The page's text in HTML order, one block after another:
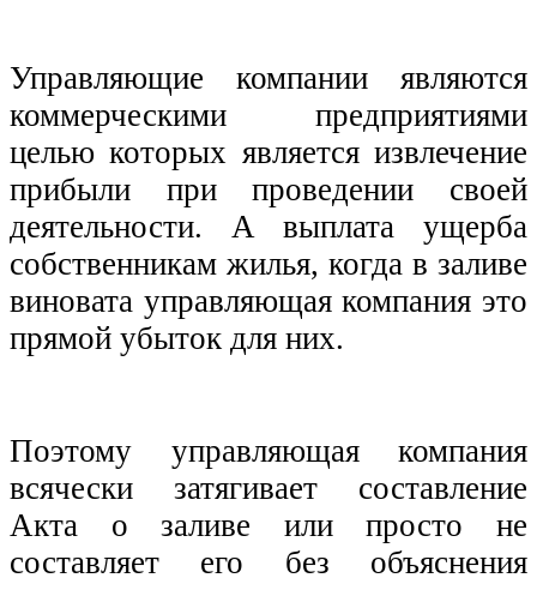
Управляющие компании являются
коммерческими предприятиями
целью которых является извлечение
прибыли при проведении своей
деятельности. А выплата ущерба
собственникам жилья, когда в заливе
виновата управляющая компания это
прямой убыток для них.
Поэтому управляющая компания
всячески затягивает составление
Акта о заливе или просто не
составляет его без объяснения